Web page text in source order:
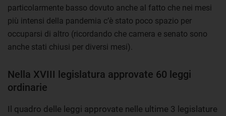
particolarmente basso dovuto anche al fatto che nei mesi
più intensi della pandemia c’è stato poco spazio per
occuparsi di altro (ricordando che camera e senato sono
anche stati chiusi per diversi mesi).
Nella XVIII legislatura approvate 60 leggi
ordinarie
Il quadro delle leggi approvate nelle ultime 3 legislature